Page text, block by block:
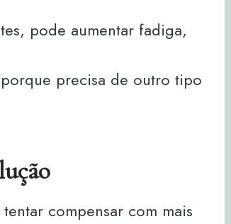
pode aumentar fadiga,
precisa de outro tipo
compensar com mais